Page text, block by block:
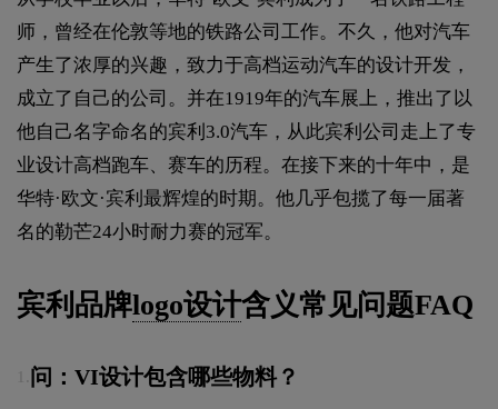
师，曾经在伦敦等地的铁路公司工作。不久，他对汽车
产生了浓厚的兴趣，致力于高档运动汽车的设计开发，
成立了自己的公司。并在1919年的汽车展上，推出了以
他自己名字命名的宾利3.0汽车，从此宾利公司走上了专
业设计高档跑车、赛车的历程。在接下来的十年中，是
华特·欧文·宾利最辉煌的时期。他几乎包揽了每一届著
名的勒芒24小时耐力赛的冠军。
宾利品牌logo设计含义常见问题FAQ
问：VI设计包含哪些物料？